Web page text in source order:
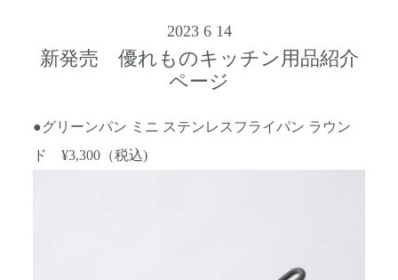
2023 6 14
新発売 優れものキッチン用品紹介
ページ
●グリーンパン ミニ ステンレスフライパン ラウン
ド ¥3,300 （税込)